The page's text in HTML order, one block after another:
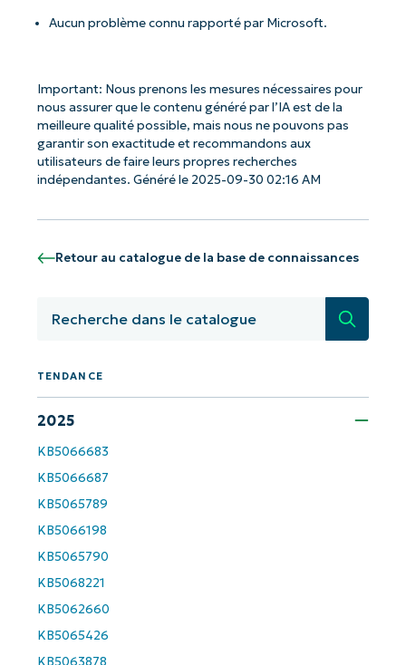
Aucun problème connu rapporté par Microsoft.
Important: Nous prenons les mesures nécessaires pour
nous assurer que le contenu généré par l’IA est de la
meilleure qualité possible, mais nous ne pouvons pas
garantir son exactitude et recommandons aux
utilisateurs de faire leurs propres recherches
indépendantes. Généré le 2025-09-30 02:16 AM
Retour au catalogue de la base de connaissances
TENDANCE
2025
KB5066683
KB5066687
KB5065789
KB5066198
KB5065790
KB5068221
KB5062660
KB5065426
KB5063878
Commencez avec les analyses de KB
pilotées par l'IA de NinjaOne !
First
last
Business
email*
Phone